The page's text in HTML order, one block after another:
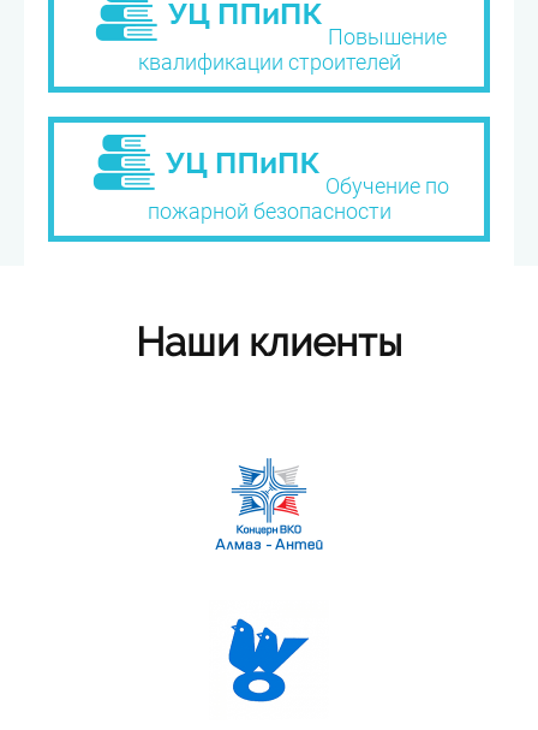
Повышение
квалификации строителей
Обучение по
пожарной безопасности
Наши клиенты